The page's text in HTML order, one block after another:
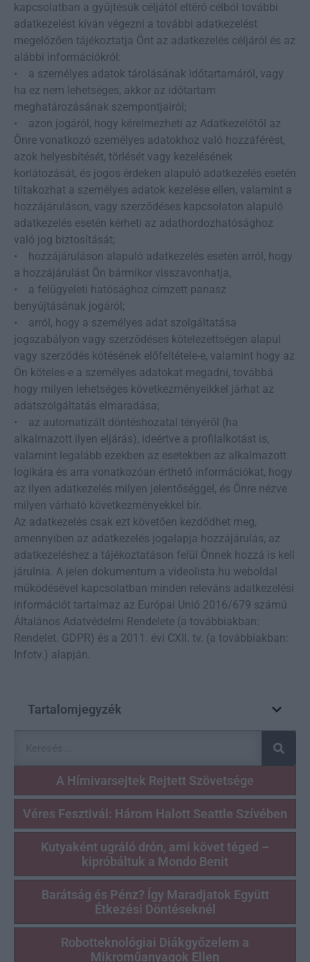
kapcsolatban a gyűjtésük céljától eltérő célból további
adatkezelést kíván végezni a további adatkezelést
megelőzően tájékoztatja Önt az adatkezelés céljáról és az
alábbi információkról:
• a személyes adatok tárolásának időtartamáról, vagy
ha ez nem lehetséges, akkor az időtartam
meghatározásának szempontjairól;
• azon jogáról, hogy kérelmezheti az Adatkezelőtől az
Önre vonatkozó személyes adatokhoz való hozzáférést,
azok helyesbítését, törlését vagy kezelésének
korlátozását, és jogos érdeken alapuló adatkezelés esetén
tiltakozhat a személyes adatok kezelése ellen, valamint a
hozzájáruláson, vagy szerződéses kapcsolaton alapuló
adatkezelés esetén kérheti az adathordozhatósághoz
való jog biztosítását;
• hozzájáruláson alapuló adatkezelés esetén arról, hogy
a hozzájárulást Ön bármikor visszavonhatja,
• a felügyeleti hatósághoz címzett panasz
benyújtásának jogáról;
• arról, hogy a személyes adat szolgáltatása
jogszabályon vagy szerződéses kötelezettségen alapul
vagy szerződés kötésének előfeltétele-e, valamint hogy az
Ön köteles-e a személyes adatokat megadni, továbbá
hogy milyen lehetséges következményeikkel járhat az
adatszolgáltatás elmaradása;
• az automatizált döntéshozatal tényéről (ha
alkalmazott ilyen eljárás), ideértve a profilalkotást is,
valamint legalább ezekben az esetekben az alkalmazott
logikára és arra vonatkozóan érthető információkat, hogy
az ilyen adatkezelés milyen jelentőséggel, és Önre nézve
milyen várható következményekkel bír.
Az adatkezelés csak ezt követően kezdődhet meg,
amennyiben az adatkezelés jogalapja hozzájárulás, az
adatkezeléshez a tájékoztatáson felül Önnek hozzá is kell
járulnia. A jelen dokumentum a videolista.hu weboldal
működésével kapcsolatban minden releváns adatkezelési
információt tartalmaz az Európai Unió 2016/679 számú
Általános Adatvédelmi Rendelete (a továbbiakban:
Rendelet. GDPR) és a 2011. évi CXII. tv. (a továbbiakban:
Infotv.) alapján.
Tartalomjegyzék
A Hímivarsejtek Rejtett Szövetsége
Véres Fesztivál: Három Halott Seattle Szívében
Kutyaként ugráló drón, ami követ téged –
kipróbáltuk a Mondo Benit
Barátság és Pénz? Így Maradjatok Együtt
Étkezési Döntéseknél
Robotteknológiai Diákgyőzelem a
Mikroműanyagok Ellen